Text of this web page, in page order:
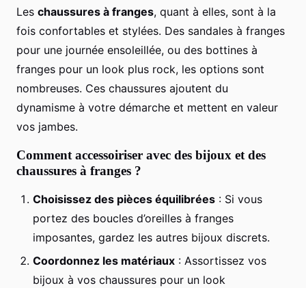
Les chaussures à franges, quant à elles, sont à la
fois confortables et stylées. Des sandales à franges
pour une journée ensoleillée, ou des bottines à
franges pour un look plus rock, les options sont
nombreuses. Ces chaussures ajoutent du
dynamisme à votre démarche et mettent en valeur
vos jambes.
Comment accessoiriser avec des bijoux et des
chaussures à franges ?
Choisissez des pièces équilibrées : Si vous
portez des boucles d’oreilles à franges
imposantes, gardez les autres bijoux discrets.
Coordonnez les matériaux : Assortissez vos
bijoux à vos chaussures pour un look